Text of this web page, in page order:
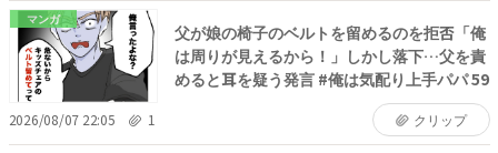
マンガ
父が娘の椅子のベルトを留めるのを拒否「俺
は周りが見えるから！」しかし落下…父を責
めると耳を疑う発言 #俺は気配り上手パパ 59
2026/08/07 22:05 1 クリップ